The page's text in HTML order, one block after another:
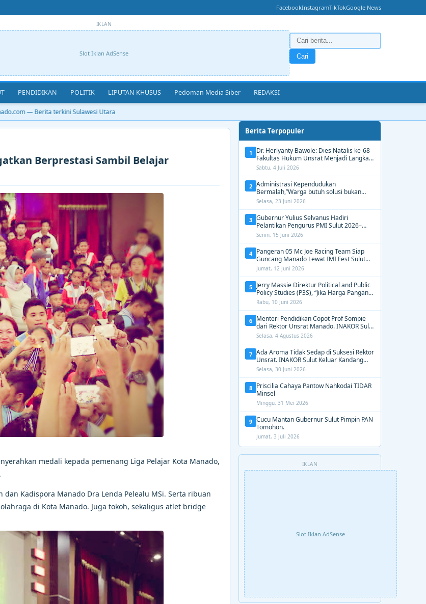
FacebookInstagramTikTokGoogle News
IKLAN
Slot Iklan AdSense Cari
PENDIDIKAN POLITIK LIPUTAN KHUSUS Pedoman Media Siber REDAKSI
— Berita terkini Sulawesi Utara
Berprestasi Sambil Belajar
medali kepada pemenang Liga Pelajar Kota Manado,
Kadispora Manado Dra Lenda Pelealu MSi. Serta ribuan
di Kota Manado. Juga tokoh, sekaligus atlet bridge
Berita Terpopuler
1
Dr. Herlyanty Bawole: Dies Natalis ke-68
Fakultas Hukum Unsrat Menjadi Langkah
Nyata Membangun Generasi Hukum
Berdampak
Sabtu, 4 Juli 2026
2 Administrasi Kependudukan
Bermalah,”Warga butuh solusi bukan
Alasan dari Disdukcapil Manado
Selasa, 23 Juni 2026
3 Gubernur Yulius Selvanus Hadiri
Pelantikan Pengurus PMI Sulut 2026–
2031, Tekankan Gerak Cepat untuk
Kemanusiaan
Senin, 15 Juni 2026
4 Pangeran 05 Mc Joe Racing Team Siap
Guncang Manado Lewat IMI Fest Sulut
2026 Apex Drag Championship
Jumat, 12 Juni 2026
5 Jerry Massie Direktur Political and Public
Policy Studies (P3S), “Jika Harga Pangan
Tak Terkendali, Zulhas dan Budi Santoso
Tak Layak Dipertahankan”
Rabu, 10 Juni 2026
6 Menteri Pendidikan Copot Prof Sompie
dari Rektor Unsrat Manado. INAKOR Sulut
Kawal Unsur Pidana dan Siap Bongkar
Aroma Busuk di Suksesi Rektor
Selasa, 4 Agustus 2026
7 Ada Aroma Tidak Sedap di Suksesi Rektor
Unsrat. INAKOR Sulut Keluar Kandang
Kawal Proses Seleksi
Selasa, 30 Juni 2026
8 Priscilia Cahaya Pantow Nahkodai TIDAR
Minsel
Minggu, 31 Mei 2026
9 Cucu Mantan Gubernur Sulut Pimpin PAN
Tomohon.
Jumat, 3 Juli 2026
IKLAN
Slot Iklan AdSense